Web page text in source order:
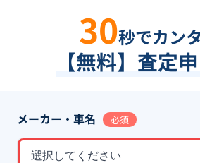
30秒でカン
【無料】査定
メーカー・車名 必須
選択してください